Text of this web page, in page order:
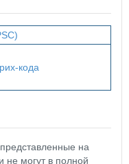
кода
на
не могут в полной